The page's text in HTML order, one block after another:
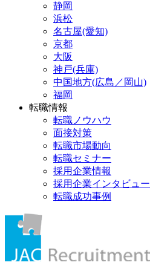
静岡
浜松
名古屋(愛知)
京都
大阪
神戸(兵庫)
中国地方(広島／岡山)
福岡
転職情報
転職ノウハウ
面接対策
転職市場動向
転職セミナー
採用企業情報
採用企業インタビュー
転職成功事例